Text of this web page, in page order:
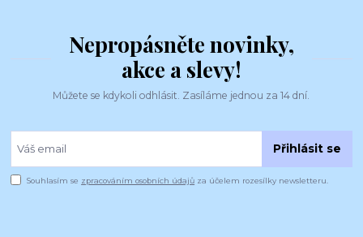
Nepropásněte novinky,
akce a slevy!
Můžete se kdykoli odhlásit. Zasíláme jednou za 14 dní.
Přihlásit se
Souhlasím se zpracováním osobních údajů za účelem rozesílky newsletteru.